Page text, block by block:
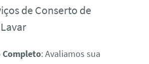
de Conserto de
Completo: Avaliamos sua